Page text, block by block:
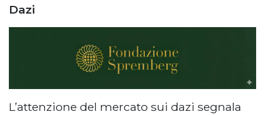
Dazi
L’attenzione del mercato sui dazi segnala